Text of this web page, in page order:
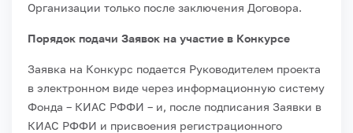
Организации только после заключения Договора.
Порядок подачи Заявок на участие в Конкурсе
Заявка на Конкурс подается Руководителем проекта
в электронном виде через информационную систему
Фонда – КИАС РФФИ – и, после подписания Заявки в
КИАС РФФИ и присвоения регистрационного